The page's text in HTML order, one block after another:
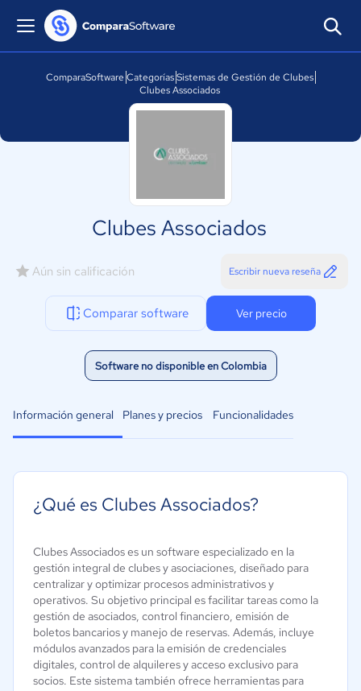
ComparaSoftware Categorías Sistemas de Gestión de Clubes
Clubes Associados
Clubes Associados
Aún sin calificación Escribir nueva reseña
Comparar software Ver precio
Software no disponible en Colombia
Información general Planes y precios Funcionalidades
¿Qué es Clubes Associados?
Clubes Associados es un software especializado en la
gestión integral de clubes y asociaciones, diseñado para
centralizar y optimizar procesos administrativos y
operativos. Su objetivo principal es facilitar tareas como la
gestión de asociados, control financiero, emisión de
boletos bancarios y manejo de reservas. Además, incluye
módulos avanzados para la emisión de credenciales
digitales, control de alquileres y acceso exclusivo para
socios. Este sistema también ofrece herramientas para